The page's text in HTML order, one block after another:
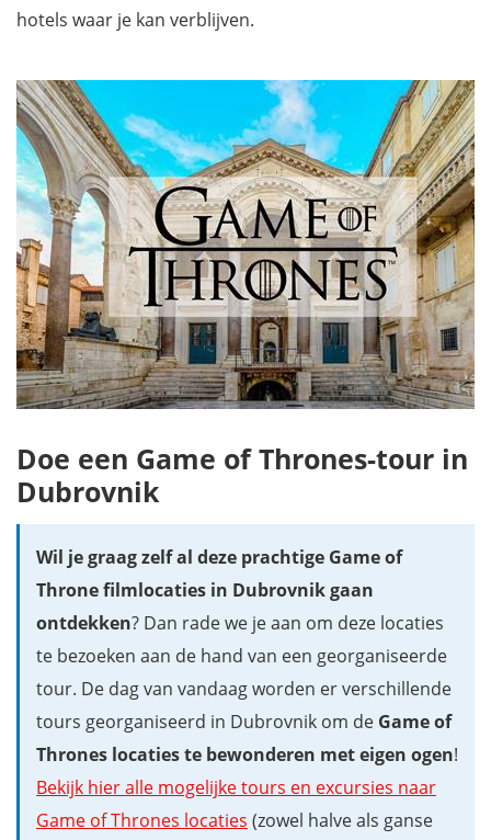
hotels waar je kan verblijven.
Doe een Game of Thrones-tour in
Dubrovnik
Wil je graag zelf al deze prachtige Game of
Throne filmlocaties in Dubrovnik gaan
ontdekken? Dan rade we je aan om deze locaties
te bezoeken aan de hand van een georganiseerde
tour. De dag van vandaag worden er verschillende
tours georganiseerd in Dubrovnik om de Game of
Thrones locaties te bewonderen met eigen ogen!
Bekijk hier alle mogelijke tours en excursies naar
Game of Thrones locaties (zowel halve als ganse